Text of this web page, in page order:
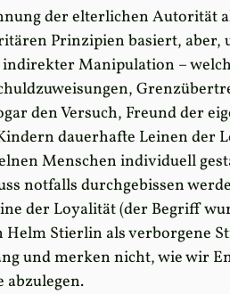
der elterlichen Autorität
Prinzipien basiert, aber,
Manipulation –
den Versuch, Freund der
dauerhafte Leinen der
Menschen individuell
notfalls durchgebissen
der Loyalität (der Begriff
Stierlin als verborgene
und merken nicht, wie wir
abzulegen.